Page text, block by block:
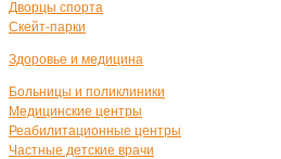
Дворцы спорта
Скейт-парки
Здоровье и медицина
Больницы и поликлиники
Медицинские центры
Реабилитационные центры
Частные детские врачи